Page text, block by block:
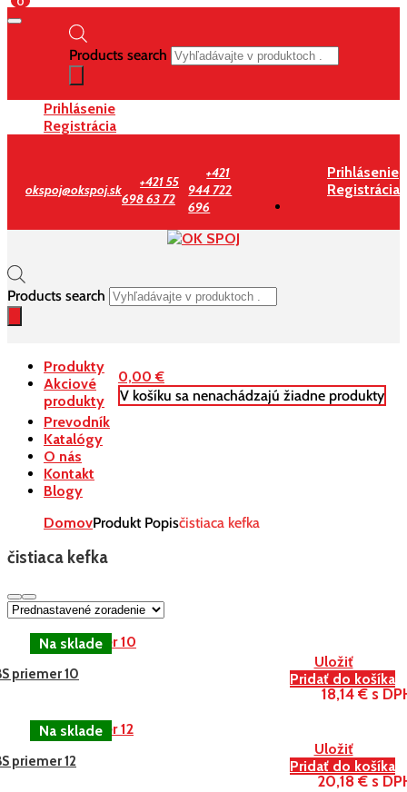
Products search
Prihlásenie
Registrácia
okspoj@okspoj.sk
+421 55
698 63 72
+421
944 722
696
Prihlásenie
Registrácia
Products search
0,00€
V košíku sa nenachádzajú žiadne produkty
Produkty
Akciové
produkty
Prevodník
Katalógy
O nás
Kontakt
Blogy
DomovProdukt Popisčistiaca kefka
čistiaca kefka
Uložiť
Pridať do košíka
priemer 10
18,14 € s
Uložiť
Pridať do košíka
priemer 12
20,18 € s